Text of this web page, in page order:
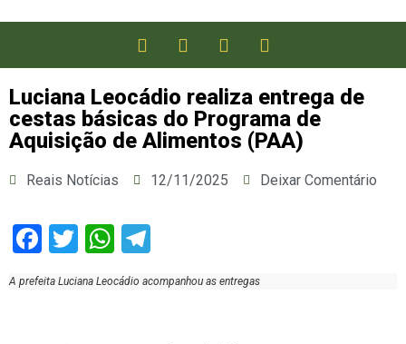
Luciana Leocádio realiza entrega de
cestas básicas do Programa de
Aquisição de Alimentos (PAA)
Reais Notícias 12/11/2025 Deixar Comentário
Facebook
TwitterWhatsApp
A prefeita Luciana Leocádio acompanhou as entregas